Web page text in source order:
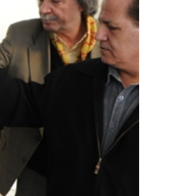
و پیچ گوشتی شارژی فوق‌قدرت با کنترل
سرعت ⚡ (همراه با متعلقات)
ثبت سفارش!